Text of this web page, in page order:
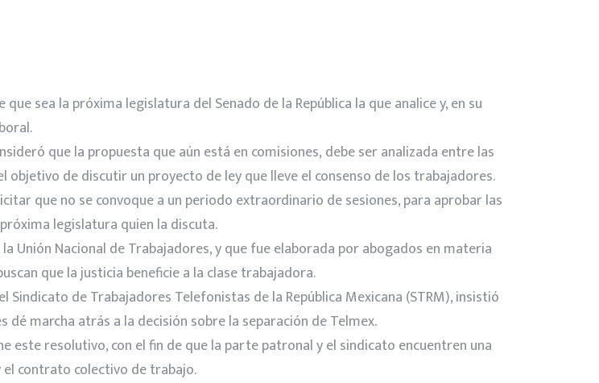
sea la próxima legislatura del Senado de la República la que analice y, en su
que la propuesta que aún está en comisiones, debe ser analizada entre las
de discutir un proyecto de ley que lleve el consenso de los trabajadores.
que no se convoque a un periodo extraordinario de sesiones, para aprobar las
legislatura quien la discuta.
Unión Nacional de Trabajadores, y que fue elaborada por abogados en materia
que la justicia beneficie a la clase trabajadora.
de Trabajadores Telefonistas de la República Mexicana (STRM), insistió
marcha atrás a la decisión sobre la separación de Telmex.
este resolutivo, con el fin de que la parte patronal y el sindicato encuentren una
contrato colectivo de trabajo.